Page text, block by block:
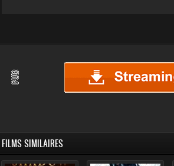
FILMS SIMILAIRES